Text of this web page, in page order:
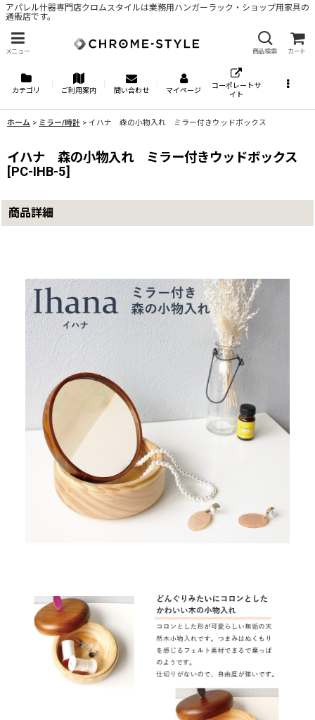
アパレル什器専門店クロムスタイルは業務用ハンガーラック・ショップ用家具の
通販店です。
メニュー 商品検索 カート
カテゴリ ご利用案内 問い合わせ マイページ
コーポレートサ
イト
ホーム > ミラー/時計 > イハナ 森の小物入れ ミラー付きウッドボックス
イハナ 森の小物入れ ミラー付きウッドボックス
[PC-IHB-5]
商品詳細